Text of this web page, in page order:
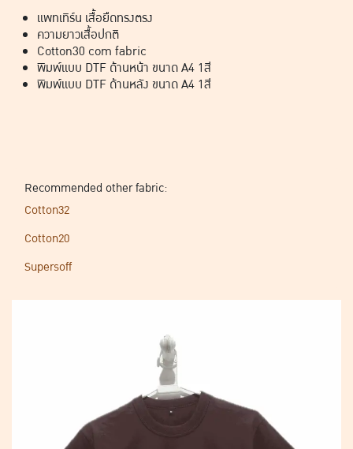
แพทเทิร์น เสื้อยืดทรงตรง
ความยาวเสื้อปกติ
Cotton30 com fabric
พิมพ์แบบ DTF ด้านหน้า ขนาด A4 1สี
พิมพ์แบบ DTF ด้านหลัง ขนาด A4 1สี
Recommended other fabric:
Cotton32
Cotton20
Supersoff